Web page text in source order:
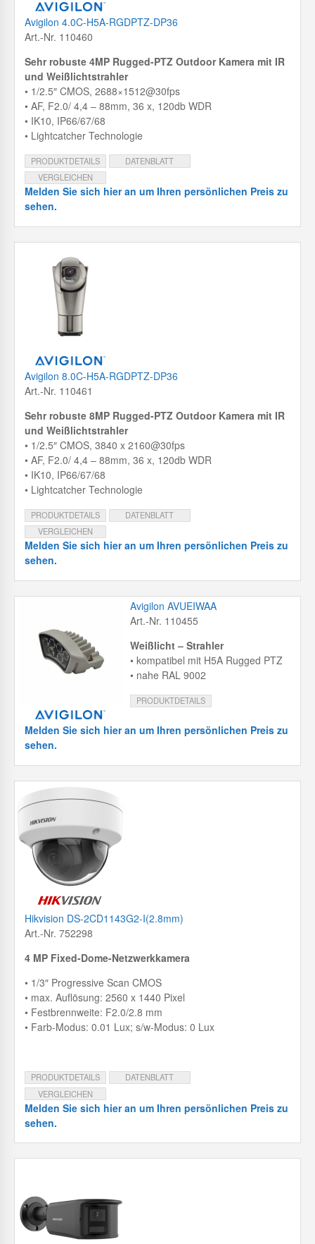
Avigilon 4.0C-H5A-RGDPTZ-DP36
Art.-Nr. 110460
Sehr robuste 4MP Rugged-PTZ Outdoor Kamera mit IR
und Weißlichtstrahler
• 1/2.5″ CMOS, 2688×1512@30fps
• AF, F2.0/ 4,4 – 88mm, 36 x, 120db WDR
• IK10, IP66/67/68
• Lightcatcher Technologie
PRODUKTDETAILS
DATENBLATT
VERGLEICHEN
Melden Sie sich hier an um Ihren persönlichen Preis zu
sehen.
Avigilon 8.0C-H5A-RGDPTZ-DP36
Art.-Nr. 110461
Sehr robuste 8MP Rugged-PTZ Outdoor Kamera mit IR
und Weißlichtstrahler
• 1/2.5″ CMOS, 3840 x 2160@30fps
• AF, F2.0/ 4,4 – 88mm, 36 x, 120db WDR
• IK10, IP66/67/68
• Lightcatcher Technologie
PRODUKTDETAILS
DATENBLATT
VERGLEICHEN
Melden Sie sich hier an um Ihren persönlichen Preis zu
sehen.
Avigilon AVUEIWAA
Art.-Nr. 110455
Weißlicht – Strahler
• kompatibel mit H5A Rugged PTZ
• nahe RAL 9002
PRODUKTDETAILS
Melden Sie sich hier an um Ihren persönlichen Preis zu
sehen.
Hikvision DS-2CD1143G2-I(2.8mm)
Art.-Nr. 752298
4 MP Fixed-Dome-Netzwerkkamera
• 1/3″ Progressive Scan CMOS
• max. Auflösung: 2560 x 1440 Pixel
• Festbrennweite: F2.0/2.8 mm
• Farb-Modus: 0.01 Lux; s/w-Modus: 0 Lux
PRODUKTDETAILS
DATENBLATT
VERGLEICHEN
Melden Sie sich hier an um Ihren persönlichen Preis zu
sehen.